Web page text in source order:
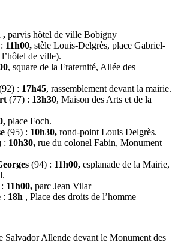
, parvis hôtel de ville Bobigny
11h00, stèle Louis-Delgrès, place Gabriel-
de ville).
, square de la Fraternité, Allée des
: 17h45, rassemblement devant la mairie.
(77) : 13h30, Maison des Arts et de la
place Foch.
(95) : 10h30, rond-point Louis Delgrès.
: 10h30,rue du colonel Fabin, Monument
(94) : 11h00, esplanade de la Mairie,
11h00, parc Jean Vilar
: 18h , Place des droits de l’homme
Salvador Allende devant le Monument des